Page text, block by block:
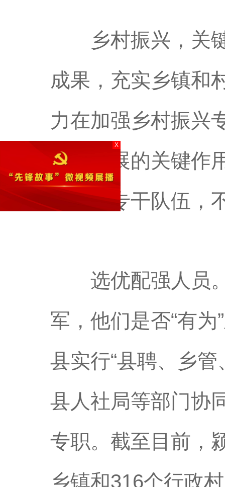
X
乡村振兴，关键
成果，充实乡镇和
力在加强乡村振兴
振兴发展的关键作
村振兴专干队伍
选优配强人员。
军，他们是否“有
县实行“县聘、乡
县人社局等部门协
专职。截至目前，
乡镇和316个行政